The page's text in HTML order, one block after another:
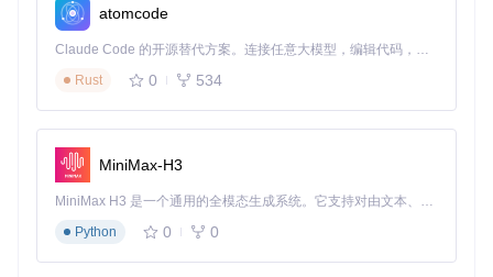
图2：ADXL345加速度传感器与树莓派Pico的连接示意图，用
于共振检测
shaper_freq_x: 60.0
shaper_type_x: mzv
shaper_freq_y: 55.0
# 根据共振测试结果设置Y轴频率
filter_samples:
10 # 信号采样滤波次数
atomcode
Claude Code 的开源替代方案。连接任意大模型，编辑代码，运行命令，自动验证 — 全自动执行。用 Rust 构建，极致性能。 ｜ An open-source alternative to Claude Code. Connect any LLM, edit code, run commands, and verify changes — autonomously. Built in Rust for speed. Get Started
Rust
0 534
MiniMax-H3
MiniMax H3 是一个通用的全模态生成系统。它支持对由文本、图像、视频和音频组成的多模态上下文进行统一理解，并能生成分辨率高达 2K、时长可达 15 秒的带原生立体声音频的视频。得益于面向任务泛化的系统设计，H3 在预训练阶段就已具备广泛的多模态上下文理解与生成能力，能够出色地执行复杂的多模态指令。
Python
0 0